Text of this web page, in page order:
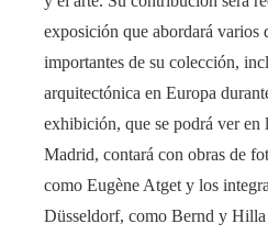
exposición que abordará varios
importantes de su colección,
arquitectónica en Europa
exhibición, que se podrá ver en
Madrid, contará con obras de
como Eugène Atget y los
Düsseldorf, como Bernd y